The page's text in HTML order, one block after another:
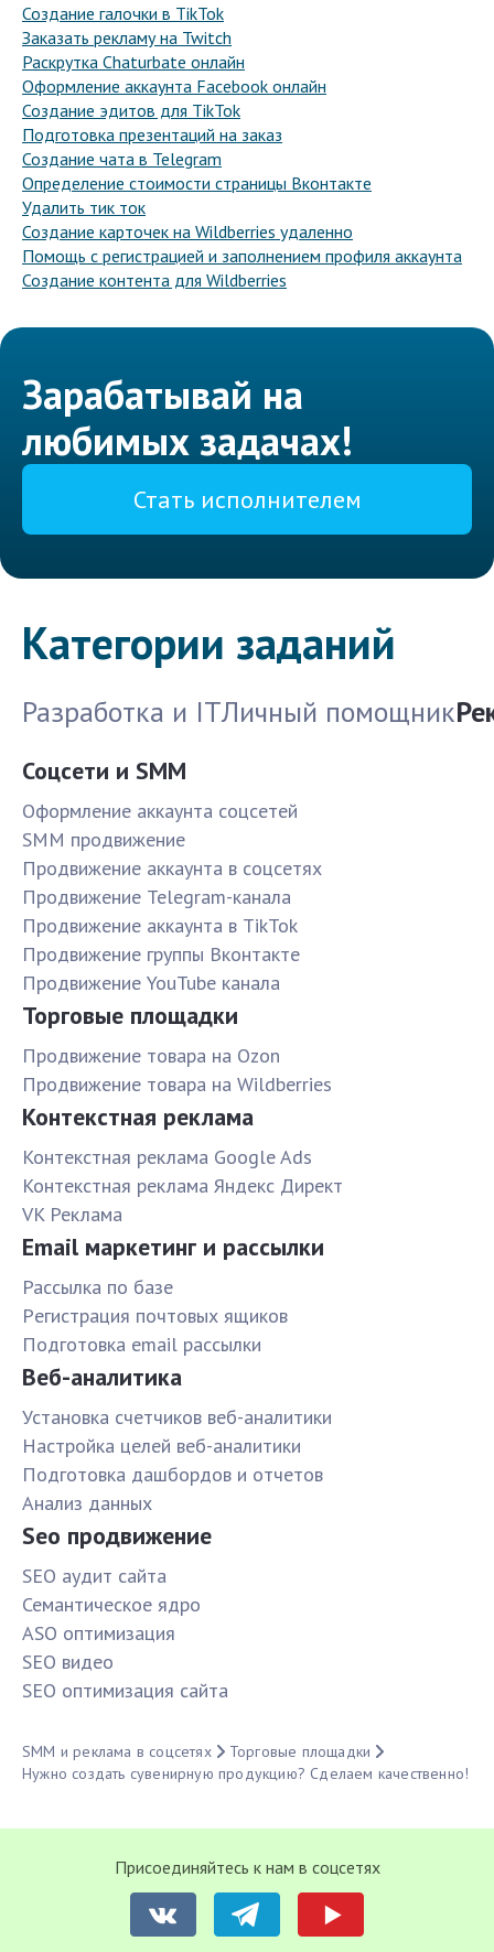
Создание галочки в TikTok
Заказать рекламу на Twitch
Раскрутка Chaturbate онлайн
Оформление аккаунта Facebook онлайн
Создание эдитов для TikTok
Подготовка презентаций на заказ
Создание чата в Telegram
Определение стоимости страницы Вконтакте
Удалить тик ток
Создание карточек на Wildberries удаленно
Помощь с регистрацией и заполнением профиля аккаунта
Создание контента для Wildberries
Зарабатывай на
любимых задачах!
Стать исполнителем
Категории заданий
Разработка и ITЛичный помощник
Соцсети и SMM
Оформление аккаунта соцсетей
SMM продвижение
Продвижение аккаунта в соцсетях
Продвижение Telegram-канала
Продвижение аккаунта в TikTok
Продвижение группы Вконтакте
Продвижение YouTube канала
Торговые площадки
Продвижение товара на Ozon
Продвижение товара на Wildberries
Контекстная реклама
Контекстная реклама Google Ads
Контекстная реклама Яндекс Директ
VK Реклама
Email маркетинг и рассылки
Рассылка по базе
Pегистрация почтовых ящиков
Подготовка email рассылки
Веб-аналитика
Установка счетчиков веб-аналитики
Настройка целей веб-аналитики
Подготовка дашбордов и отчетов
Анализ данных
Seo продвижение
SЕО аудит сайта
Семантическое ядро
ASO оптимизация
SЕО видео
SЕО оптимизация сайта
SMM и реклама в соцсетях
Торговые площадки
Нужно создать сувенирную продукцию? Сделаем качественно!
Присоединяйтесь к нам в соцсетях